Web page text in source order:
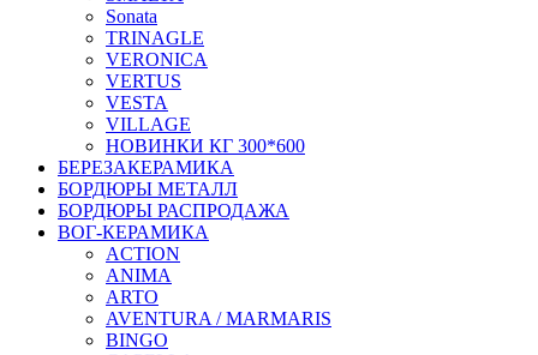
Sonata
TRINAGLE
VERONICA
VERTUS
VESTA
VILLAGE
НОВИНКИ КГ 300*600
БЕРЕЗАКЕРАМИКА
БОРДЮРЫ МЕТАЛЛ
БОРДЮРЫ РАСПРОДАЖА
ВОГ-КЕРАМИКА
ACTION
ANIMA
ARTO
AVENTURA / MARMARIS
BINGO